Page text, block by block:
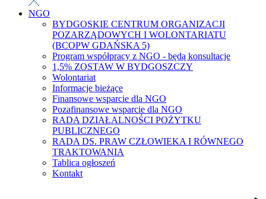
NGO
BYDGOSKIE CENTRUM ORGANIZACJI
POZARZĄDOWYCH I WOLONTARIATU
(BCOPW GDAŃSKA 5)
Program współpracy z NGO - będą konsultacje
1,5% ZOSTAW W BYDGOSZCZY
Wolontariat
Informacje bieżące
Finansowe wsparcie dla NGO
Pozafinansowe wsparcie dla NGO
RADA DZIAŁALNOŚCI POŻYTKU
PUBLICZNEGO
RADA DS. PRAW CZŁOWIEKA I RÓWNEGO
TRAKTOWANIA
Tablica ogłoszeń
Kontakt